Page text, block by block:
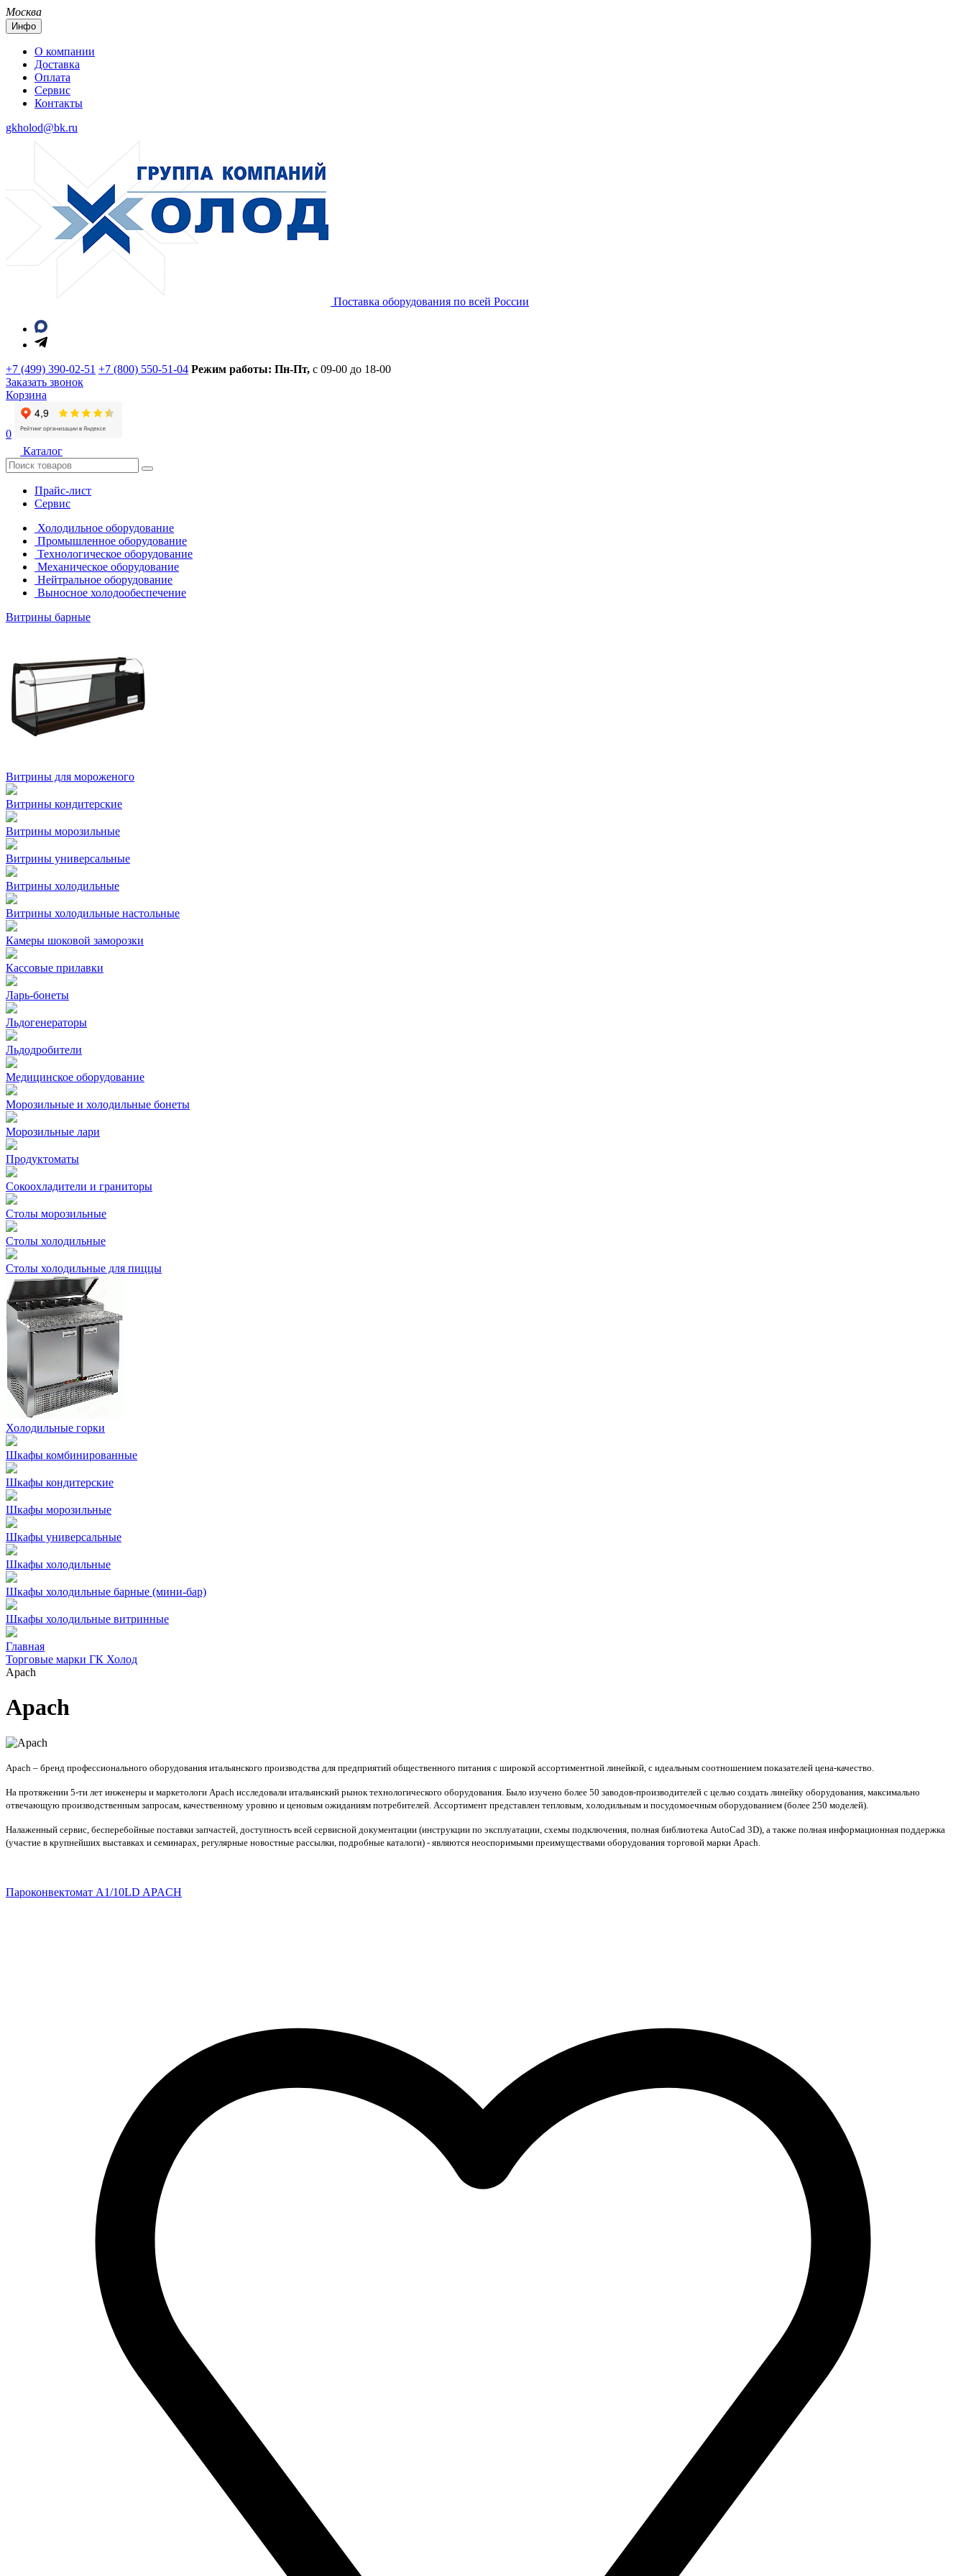
Москва
Инфо
О компании
Доставка
Оплата
Сервис
Контакты
gkholod@bk.ru
Поставка оборудования по всей России
+7 (499) 390-02-51 +7 (800) 550-51-04 Режим работы: Пн-Пт, с 09-00 до 18-00
Заказать звонок
Корзина
0
Каталог
Прайс-лист
Сервис
Холодильное оборудование
Промышленное оборудование
Технологическое оборудование
Механическое оборудование
Нейтральное оборудование
Выносное холодообеспечение
Витрины барные
Витрины для мороженого
Витрины кондитерские
Витрины морозильные
Витрины универсальные
Витрины холодильные
Витрины холодильные настольные
Камеры шоковой заморозки
Кассовые прилавки
Ларь-бонеты
Льдогенераторы
Льдодробители
Медицинское оборудование
Морозильные и холодильные бонеты
Морозильные лари
Продуктоматы
Сокоохладители и граниторы
Столы морозильные
Столы холодильные
Столы холодильные для пиццы
Холодильные горки
Шкафы комбинированные
Шкафы кондитерские
Шкафы морозильные
Шкафы универсальные
Шкафы холодильные
Шкафы холодильные барные (мини-бар)
Шкафы холодильные витринные
Главная
Торговые марки ГК Холод
Apach
Apach
Apach – бренд профессионального оборудования итальянского производства для предприятий общественного питания с широкой ассортиментной линейкой, с идеальным соотношением показателей цена-качество.
На протяжении 5-ти лет инженеры и маркетологи Apach исследовали итальянский рынок технологического оборудования. Было изучено более 50 заводов-производителей с целью создать линейку оборудования, максимально
отвечающую производственным запросам, качественному уровню и ценовым ожиданиям потребителей. Ассортимент представлен тепловым, холодильным и посудомоечным оборудованием (более 250 моделей).
Налаженный сервис, бесперебойные поставки запчастей, доступность всей сервисной документации (инструкции по эксплуатации, схемы подключения, полная библиотека AutoCad 3D), а также полная информационная поддержка
(участие в крупнейших выставках и семинарах, регулярные новостные рассылки, подробные каталоги) - являются неоспоримыми преимуществами оборудования торговой марки Apach.
Пароконвектомат A1/10LD APACH